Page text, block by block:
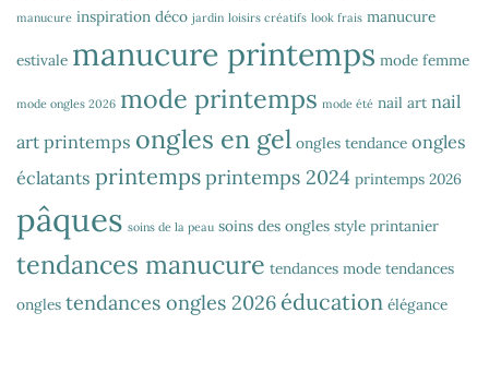
manucure inspiration déco jardin loisirs créatifs look frais manucure
estivale manucure printemps mode femme
mode ongles 2026 mode printemps mode été nail art nail
art printemps ongles en gel ongles tendance ongles
éclatants printempsprintemps 2024 printemps 2026
pâques soins de la peau soins des ongles style printanier
tendances manucure tendances mode tendances
ongles tendances ongles 2026 éducation élégance